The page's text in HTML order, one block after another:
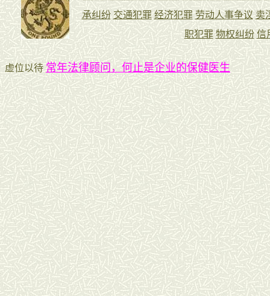
虚位以待常年法律顾问，何止是企业的保健医生